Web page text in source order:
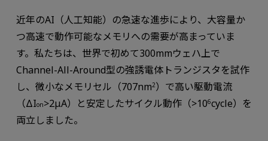
近年のAI（人工知能）の急速な進歩により、大容量か
つ高速で動作可能なメモリへの需要が高まっていま
す。私たちは、世界で初めて300mmウェハ上で
Channel-All-Around型の強誘電体トランジスタを試作
し、微小なメモリセル（707nm2）で高い駆動電流
（ΔIon>2μA）と安定したサイクル動作（>106cycle）を
両立しました。